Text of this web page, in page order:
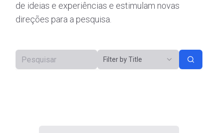
de ideias e experiências e estimulam novas
direções para a pesquisa.
Filter by Title